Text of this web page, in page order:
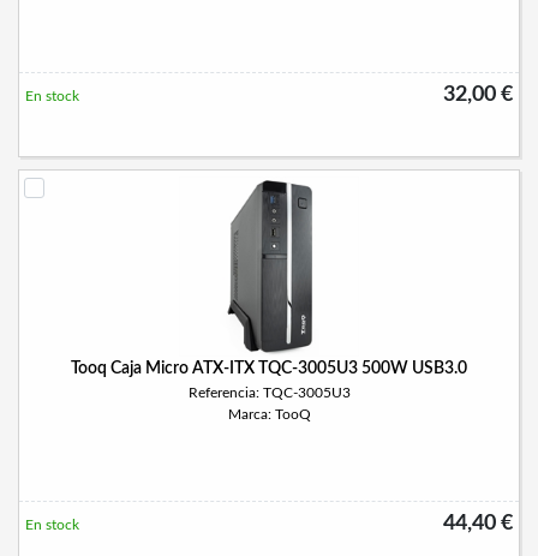
32,00 €
En stock
Tooq Caja Micro ATX-ITX TQC-3005U3 500W USB3.0
Referencia: TQC-3005U3
Marca: TooQ
44,40 €
En stock